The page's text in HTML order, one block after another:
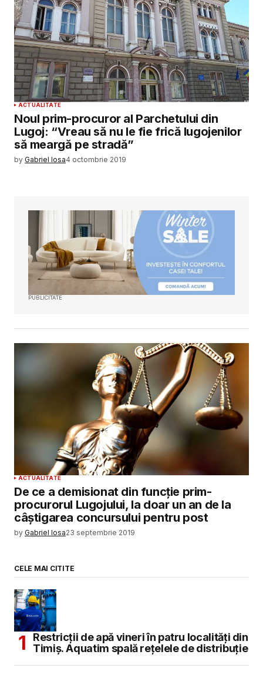
ACTUALITATE
Noul prim-procuror al Parchetului din
Lugoj: “Vreau să nu le fie frică lugojenilor
să meargă pe stradă”
by Gabriel Iosa4 octombrie 2019
PUBLICITATE
ACTUALITATE
De ce a demisionat din funcție prim-
procurorul Lugojului, la doar un an de la
câștigarea concursului pentru post
by Gabriel Iosa23 septembrie 2019
CELE MAI CITITE
Restricții de apă vineri în patru localități din
Timiș. Aquatim spală rețelele de distribuție